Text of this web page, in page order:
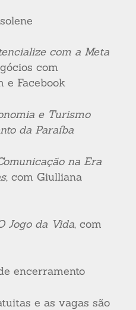
com a Meta
com
e Facebook
e Turismo
da Paraíba
na Era
, com Giulliana
Jogo da Vida, com
encerramento
e as vagas são